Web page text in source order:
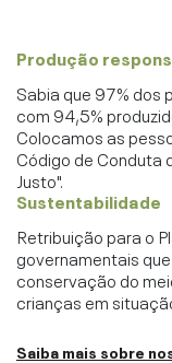
Produção
Sabia que 97% dos
com 94,5%
Colocamos as
Código de Conduta
Justo".
Sustentabilidade
Retribuição para o
governamentais
conservação do
crianças em
Saiba mais sobre